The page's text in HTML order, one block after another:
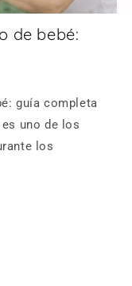
de bebé:
guía completa
uno de los
los